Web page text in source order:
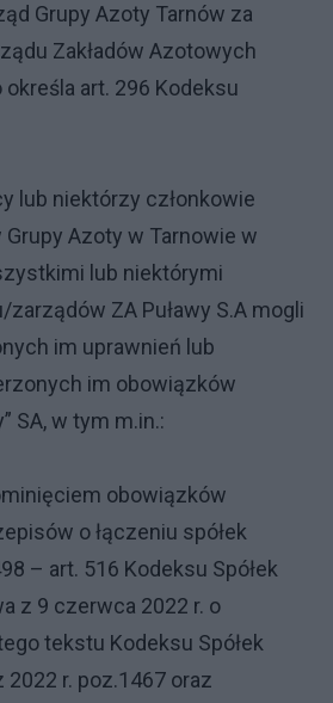
Grupy Azoty Tarnów za
Zakładów Azotowych
określa art. 296 Kodeksu
lub niektórzy członkowie
Azoty w Tarnowie w
lub niektórymi
ZA Puławy S.A mogli
im uprawnień lub
im obowiązków
SA, w tym m.in.:
obowiązków
o łączeniu spółek
– art. 516 Kodeksu Spółek
z 9 czerwca 2022 r. o
tekstu Kodeksu Spółek
2022 r. poz.1467 oraz